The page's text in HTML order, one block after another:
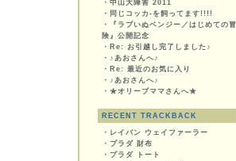
・ 中山大障害 2011
・ 同じコッカ-を飼ってます!!!!
・
『ラブいぬベンジー／はじめての冒
険』公開記念
・ Re: お引越し完了しました♪
・ ♪あおさんへ♪
・ Re: 最近のお気に入り
・ ♪あおさんへ♪
・ ★オリーブママさんへ★
RECENT TRACKBACK
・ レイバン ウェイファーラー
・ プラダ 財布
・ プラダ トート